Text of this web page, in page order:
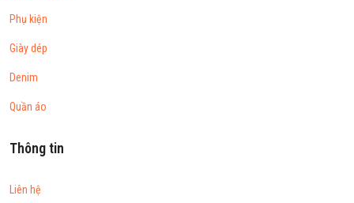
Phụ kiện
Giày dép
Denim
Quần áo
Thông tin
Liên hệ